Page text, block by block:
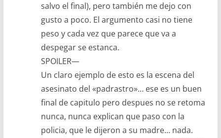
salvo el final), pero también me dejo con
gusto a poco. El argumento casi no tiene
peso y cada vez que parece que va a
despegar se estanca.
SPOILER—
Un claro ejemplo de esto es la escena del
asesinato del «padrastro»… ese es un buen
final de capitulo pero despues no se retoma
nunca, nunca explican que paso con la
policia, que le dijeron a su madre… nada.